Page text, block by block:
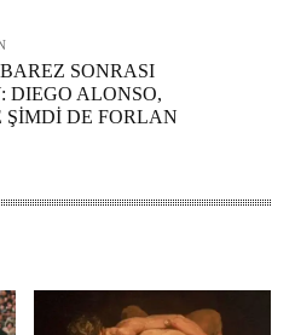
SONRASI
DIEGO ALONSO,
ŞİMDİ DE FORLAN